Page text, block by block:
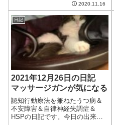
ちょっと風があり、日向は暖か
いけど日陰に入るとちょっと寒
い。だいぶ木々も色づいたり葉
が落ちたりして、冬が近づいて
いることを感じる...
2020.11.16
日記
2021年12月26日の日記
マッサージガンが気になる
認知行動療法を兼ねたうつ病＆
不安障害＆自律神経失調症＆
HSPの日記です。今日の出来事